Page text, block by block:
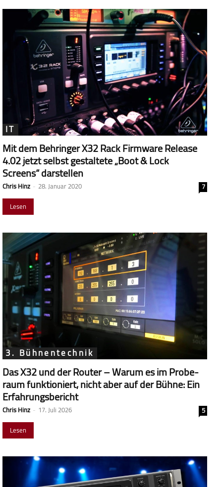
IT
Mit dem Behringer X32 Rack Firmware Release
4.02 jetzt selbst gestaltete „Boot & Lock
Screens“ darstellen
Chris Hinz - 28. Januar 2020
7
Lesen
3. Bühnentechnik
Das X32 und der Router – Warum es im Probe­
raum funk­tio­niert, nicht aber auf der Bühne: Ein
Erfahrungsbericht
Chris Hinz - 17. Juli 2026
5
Lesen